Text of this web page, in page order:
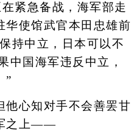
急备战，海军部走
华使馆武官本田忠雄前
持中立，日本可以不
中国海军违反中立，
”
心知对手不会善罢甘
之上——